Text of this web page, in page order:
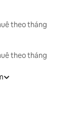
theo tháng
theo tháng